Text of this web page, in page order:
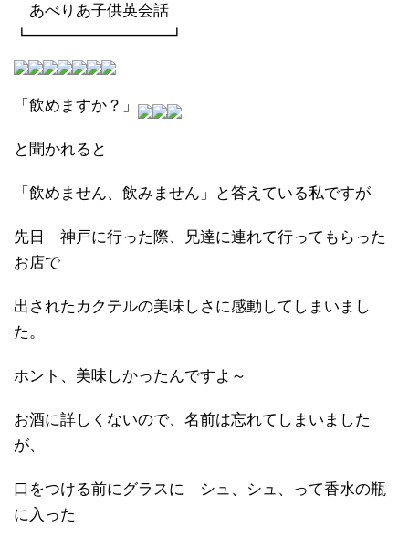
あべりあ子供英会話
┗━━━━━━━━━┛
「飲めますか？」
と聞かれると
「飲めません、飲みません」と答えている私ですが
先日 神戸に行った際、兄達に連れて行ってもらった
お店で
出されたカクテルの美味しさに感動してしまいまし
た。
ホント、美味しかったんですよ～
お酒に詳しくないので、名前は忘れてしまいました
が、
口をつける前にグラスに シュ、シュ、って香水の瓶
に入った